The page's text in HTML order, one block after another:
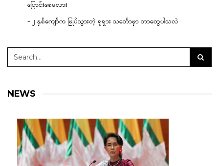
ပြောင်းစေမလား
– ၂ နှစ်ကျော်က မြုပ်သွားတဲ့ ရုရှား သင်္ဘောမှာ ဘာတွေပါသလဲ
NEWS